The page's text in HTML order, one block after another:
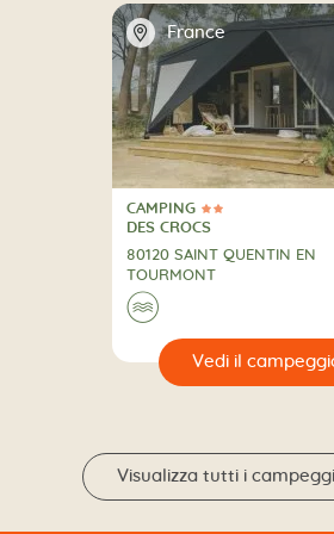
📍 France
2 Stelle
CAMPING
CAMPING
DES CROCS
80120 SAINT QUENTIN EN
TOURMONT
🌊
Visualizza tutti i